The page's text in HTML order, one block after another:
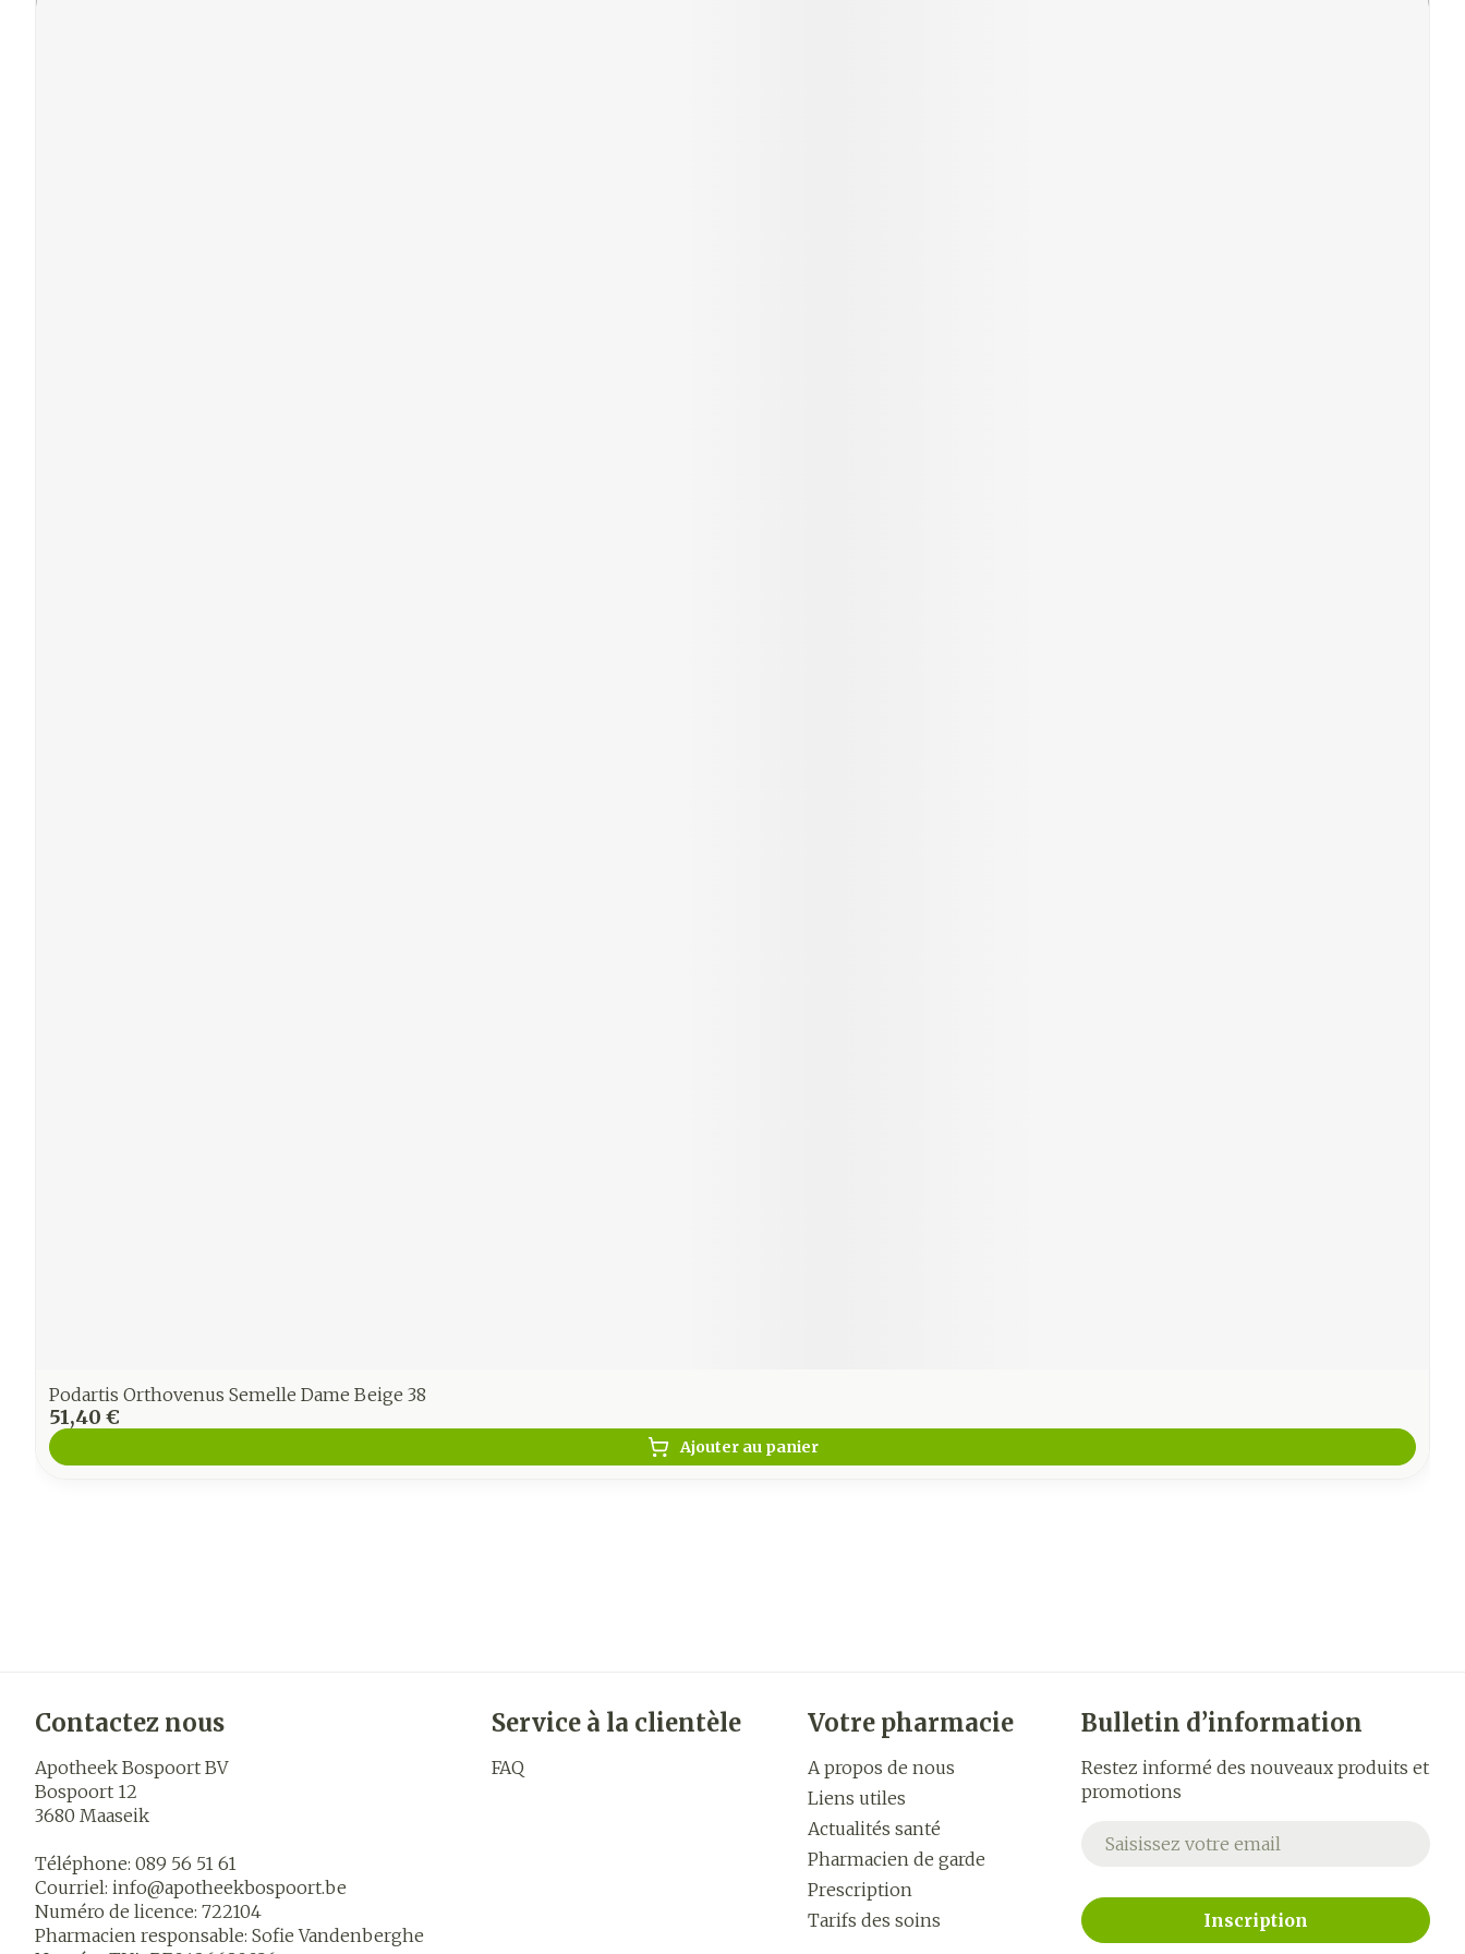
Podartis Orthovenus Semelle Dame Beige 38
51,40 €
Ajouter au panier
Contactez nous
Apotheek Bospoort BV
Bospoort 12
3680 Maaseik
Téléphone: 089 56 51 61
Courriel: info@apotheekbospoort.be
Numéro de licence: 722104
Pharmacien responsable: Sofie Vandenberghe
Service à la clientèle
FAQ
Votre pharmacie
A propos de nous
Liens utiles
Actualités santé
Pharmacien de garde
Prescription
Tarifs des soins
Bulletin d’information
Restez informé des nouveaux produits et
promotions
Inscription